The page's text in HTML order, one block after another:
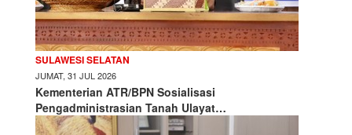
SULAWESI SELATAN
JUMAT, 31 JUL 2026
Kementerian ATR/BPN Sosialisasi
Pengadministrasian Tanah Ulayat…